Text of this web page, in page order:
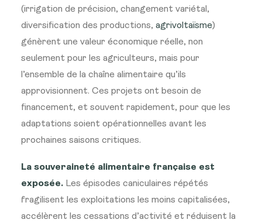
(irrigation de précision, changement variétal,
diversification des productions, agrivoltaïsme)
génèrent une valeur économique réelle, non
seulement pour les agriculteurs, mais pour
l’ensemble de la chaîne alimentaire qu’ils
approvisionnent. Ces projets ont besoin de
financement, et souvent rapidement, pour que les
adaptations soient opérationnelles avant les
prochaines saisons critiques.
La souveraineté alimentaire française est
exposée. Les épisodes caniculaires répétés
fragilisent les exploitations les moins capitalisées,
accélèrent les cessations d’activité et réduisent la